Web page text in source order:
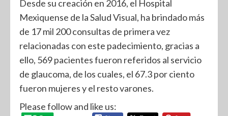
Desde su creación en 2016, el Hospital
Mexiquense de la Salud Visual, ha brindado más
de 17 mil 200 consultas de primera vez
relacionadas con este padecimiento, gracias a
ello, 569 pacientes fueron referidos al servicio
de glaucoma, de los cuales, el 67.3 por ciento
fueron mujeres y el resto varones.
Please follow and like us: